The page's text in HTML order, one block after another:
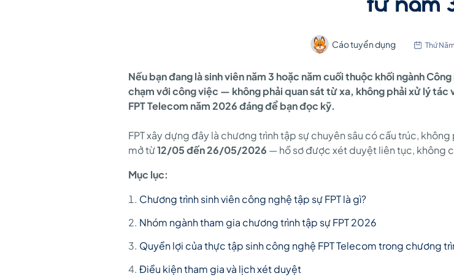
Cáo tuyển dụng Thứ
Nếu bạn đang là sinh viên năm 3 hoặc năm cuối thuộc khối ngành
chạm với công việc — không phải quan sát từ xa, không phải xử lý tác
FPT Telecom năm 2026 đáng để bạn đọc kỹ.
FPT xây dựng đây là chương trình tập sự chuyên sâu có cấu trúc,
mở từ12/05 đến 26/05/2026 — hồ sơ được xét duyệt liên tục, không
Mục lục:
Chương trình sinh viên công nghệ tập sự FPT là gì?
Nhóm ngành tham gia chương trình tập sự FPT 2026
Quyền lợi của thực tập sinh công nghệ FPT Telecom trong chương
Điều kiện tham gia và lịch xét duyệt